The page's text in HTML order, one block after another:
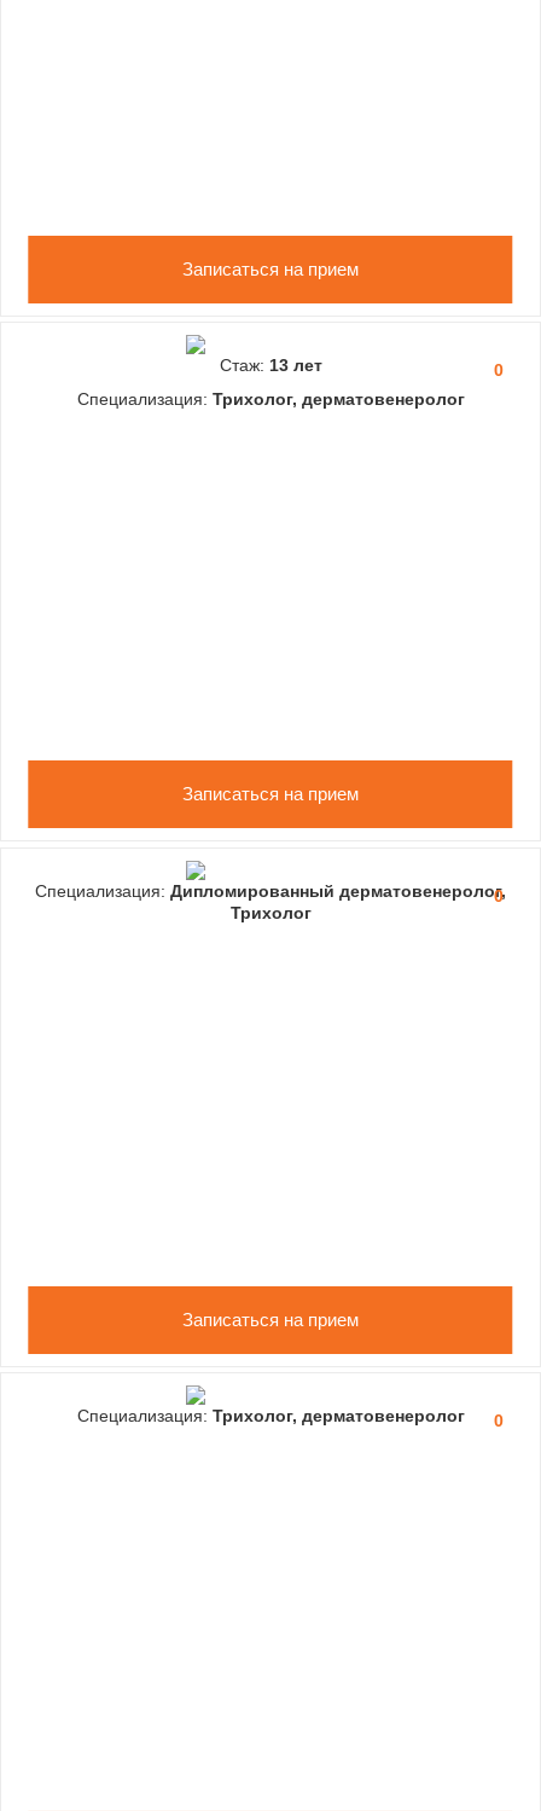
Записаться на прием
0
Стаж: 13 лет
Специализация: Трихолог, дерматовенеролог
Записаться на прием
0
Специализация: Дипломированный дерматовенеролог,
Трихолог
Записаться на прием
0
Специализация: Трихолог, дерматовенеролог